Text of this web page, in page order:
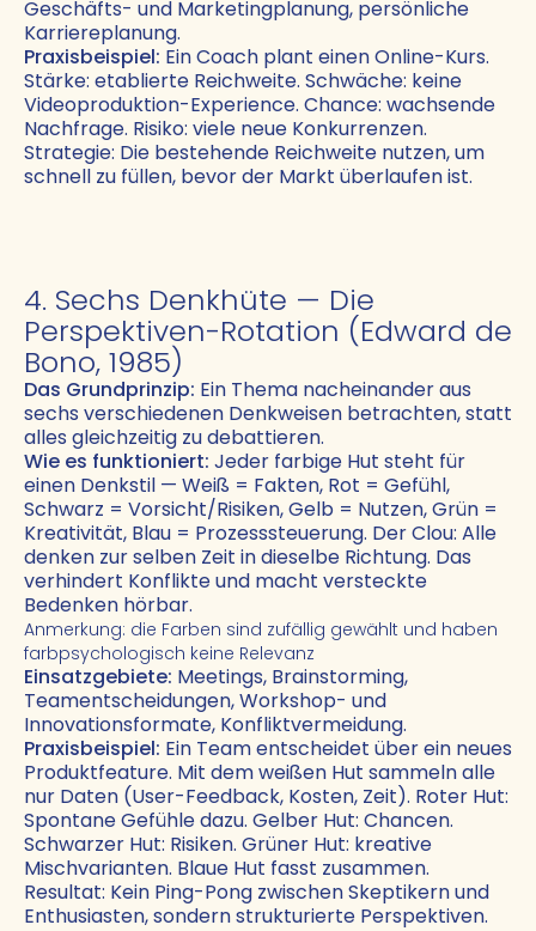
Geschäfts- und Marketingplanung, persönliche
Karriereplanung.
Praxisbeispiel: Ein Coach plant einen Online-Kurs.
Stärke: etablierte Reichweite. Schwäche: keine
Videoproduktion-Experience. Chance: wachsende
Nachfrage. Risiko: viele neue Konkurrenzen.
Strategie: Die bestehende Reichweite nutzen, um
schnell zu füllen, bevor der Markt überlaufen ist.
4. Sechs Denkhüte — Die
Perspektiven-Rotation (Edward de
Bono, 1985)
Das Grundprinzip: Ein Thema nacheinander aus
sechs verschiedenen Denkweisen betrachten, statt
alles gleichzeitig zu debattieren.
Wie es funktioniert: Jeder farbige Hut steht für
einen Denkstil — Weiß = Fakten, Rot = Gefühl,
Schwarz = Vorsicht/Risiken, Gelb = Nutzen, Grün =
Kreativität, Blau = Prozesssteuerung. Der Clou: Alle
denken zur selben Zeit in dieselbe Richtung. Das
verhindert Konflikte und macht versteckte
Bedenken hörbar.
Anmerkung: die Farben sind zufällig gewählt und haben
farbpsychologisch keine Relevanz
Einsatzgebiete: Meetings, Brainstorming,
Teamentscheidungen, Workshop- und
Innovationsformate, Konfliktvermeidung.
Praxisbeispiel: Ein Team entscheidet über ein neues
Produktfeature. Mit dem weißen Hut sammeln alle
nur Daten (User-Feedback, Kosten, Zeit). Roter Hut:
Spontane Gefühle dazu. Gelber Hut: Chancen.
Schwarzer Hut: Risiken. Grüner Hut: kreative
Mischvarianten. Blaue Hut fasst zusammen.
Resultat: Kein Ping-Pong zwischen Skeptikern und
Enthusiasten, sondern strukturierte Perspektiven.